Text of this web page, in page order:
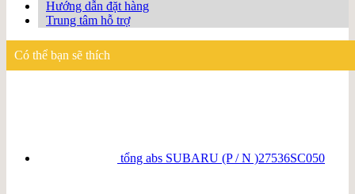
Hướng dẫn đặt hàng
Trung tâm hỗ trợ
Có thể bạn sẽ thích
tổng abs SUBARU (P / N )27536SC050